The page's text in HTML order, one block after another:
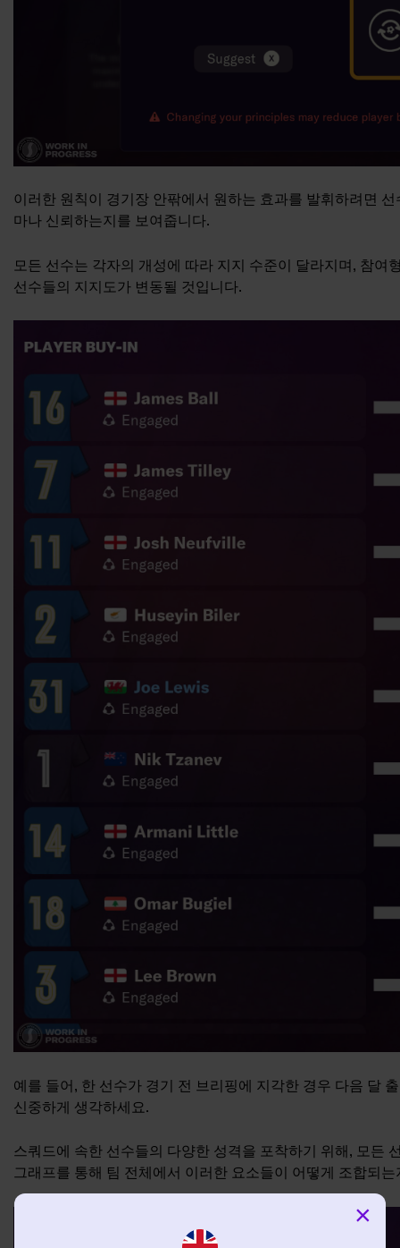
이러한 원칙이 경기장 안팎에서 원하는 효과를 발휘하려면
마나 신뢰하는지를 보여줍니다.
모든 선수는 각자의 개성에 따라 지지 수준이 달라지며, 참
선수들의 지지도가 변동될 것입니다.
예를 들어, 한 선수가 경기 전 브리핑에 지각한 경우 다음 달
신중하게 생각하세요.
스쿼드에 속한 선수들의 다양한 성격을 포착하기 위해, 모든
그래프를 통해 팀 전체에서 이러한 요소들이 어떻게 조합되
×